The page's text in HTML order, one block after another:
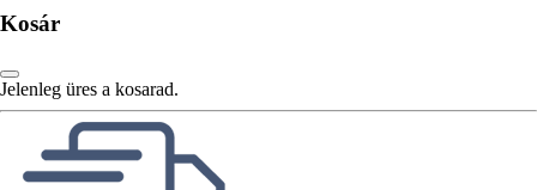
Kosár
Jelenleg üres a kosarad.